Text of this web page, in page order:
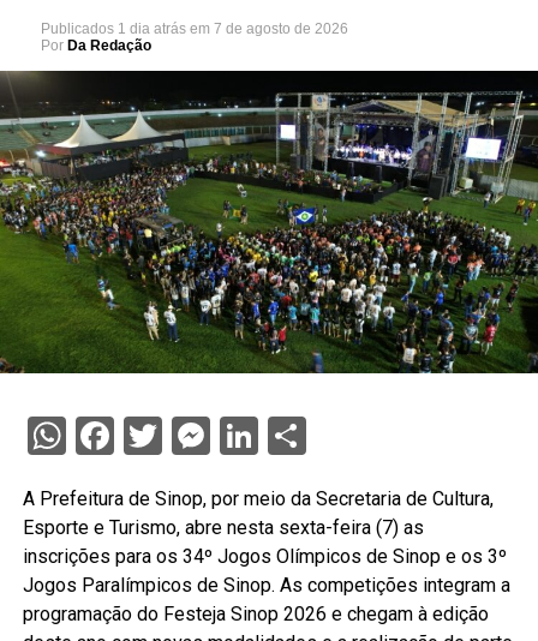
Publicados 1 dia atrás em 7 de agosto de 2026
Por Da Redação
WhatsApp
Facebook
TwitterMessenger
LinkedIn
A Prefeitura de Sinop, por meio da Secretaria de Cultura,
Esporte e Turismo, abre nesta sexta-feira (7) as
inscrições para os 34º Jogos Olímpicos de Sinop e os 3º
Jogos Paralímpicos de Sinop. As competições integram a
programação do Festeja Sinop 2026 e chegam à edição